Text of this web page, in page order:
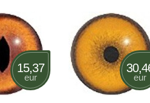
15,37
eur eur